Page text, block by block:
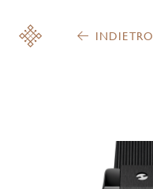
INDIETRO